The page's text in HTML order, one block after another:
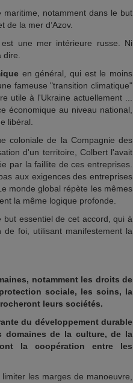
notamment dans le but
la mer d’Azov.
une mer intérieure russe. Ni
en général, qui est le moins
fameuse "transition climatique"
utile à l'Ukraine actuellement ...
économique au niveau national,
libéral.
coloniale de la Compagnie des
d'un territoire, Colbert l'avait
par la faillite de ces entreprises.
aux exigences des entreprises
monde global répète les mêmes
la même logique profonde.
essentiel de cet accord, qui à
foi, utilisant manifestement la
notamment les droits de
sociale, les soins, la
leurs sociétés.
du développement durable
domaines de la culture, de la
la coopération entre les
les marges de manoeuvre,